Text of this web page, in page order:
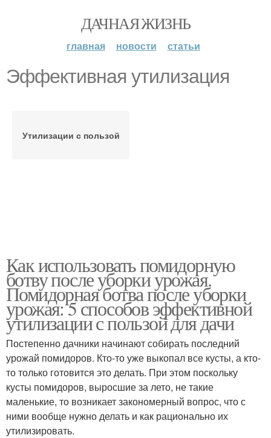
ДАЧНАЯ ЖИЗНЬ
главная новости статьи
Эффективная утилизация
Утилизации с пользой
Как использовать помидорную
ботву после уборки урожая.
Помидорная ботва после уборки
урожая: 5 способов эффективной
утилизации с пользой для дачи
Постепенно дачники начинают собирать последний
урожай помидоров. Кто-то уже выкопал все кусты, а кто-
то только готовится это делать. При этом поскольку
кусты помидоров, выросшие за лето, не такие
маленькие, то возникает закономерный вопрос, что с
ними вообще нужно делать и как рационально их
утилизировать.